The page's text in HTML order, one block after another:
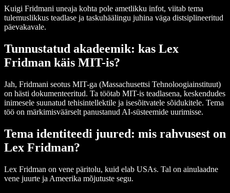
Kuigi Fridmani uneaja kohta pole ametlikku infot, viitab tema
tulemuslikkus teadlase ja taskuhäälingu juhina väga distsiplineeritud
päevakavale.
Tunnustatud akadeemik: kas Lex
Fridman käis MIT-is?
Jah, Fridmani seotus MIT-ga (Massachusettsi Tehnoloogiainstituut)
on hästi dokumenteeritud. Ta töötab MIT-is teadlasena, keskendudes
inimesele suunatud tehisintellektile ja isesõitvatele sõidukitele. Tema
töö on märkimisväärselt panustanud AI-süsteemide uurimisse.
Tema identiteedi juured: mis rahvusest on
Lex Fridman?
Lex Fridman on vene päritolu, kuid elab USAs. Tal on ainulaadne
vene juurte ja Ameerika mõjutuste segu.